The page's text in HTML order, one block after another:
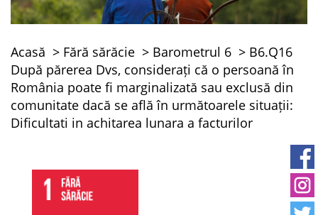
Acasă Fără sărăcie Barometrul 6
B6.Q16
După părerea Dvs, considerați că o persoană în
România poate fi marginalizată sau exclusă din
comunitate dacă se află în următoarele situații:
Dificultati in achitarea lunara a facturilor